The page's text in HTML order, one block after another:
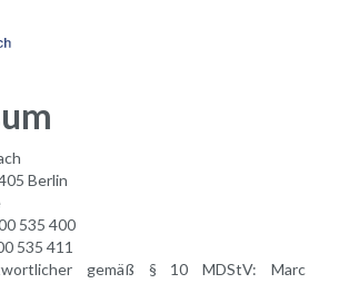
Berlin
535 400
535 411
gemäß § 10 MDStV: Marc